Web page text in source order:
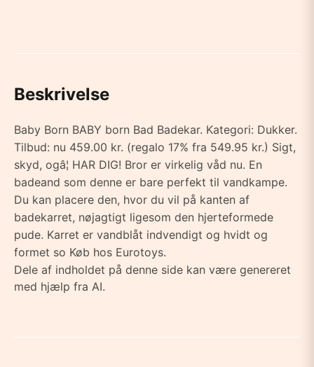
Beskrivelse
Baby Born BABY born Bad Badekar. Kategori: Dukker.
Tilbud: nu 459.00 kr. (regalo 17% fra 549.95 kr.) Sigt,
skyd, ogâ¦ HAR DIG! Bror er virkelig våd nu. En
badeand som denne er bare perfekt til vandkampe.
Du kan placere den, hvor du vil på kanten af
badekarret, nøjagtigt ligesom den hjerteformede
pude. Karret er vandblåt indvendigt og hvidt og
formet so Køb hos Eurotoys.
Dele af indholdet på denne side kan være genereret
med hjælp fra AI.